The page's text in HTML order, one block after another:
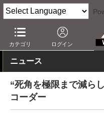
カテゴリ ログイン
AV Watch 製品 ビデオカメ
ニュース
“死角を極限まで減ら
コーダー